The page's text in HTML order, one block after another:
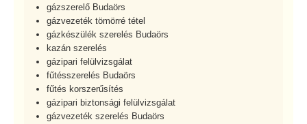
gázszerelő Budaörs
gázvezeték tömörré tétel
gázkészülék szerelés Budaörs
kazán szerelés
gázipari felülvizsgálat
fűtésszerelés Budaörs
fűtés korszerűsítés
gázipari biztonsági felülvizsgálat
gázvezeték szerelés Budaörs